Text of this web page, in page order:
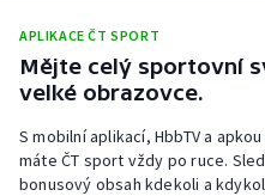
APLIKACE ČT SPORT
Mějte celý sportovní
velké obrazovce.
S mobilní aplikací, HbbTV a
máte ČT sport vždy po ruce.
bonusový obsah kdekoli a